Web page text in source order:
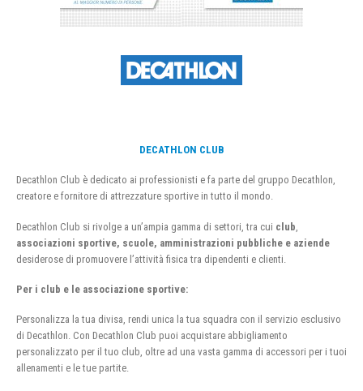
DECATHLON CLUB
Decathlon Club è dedicato ai professionisti e fa parte del gruppo Decathlon,
creatore e fornitore di attrezzature sportive in tutto il mondo.
Decathlon Club si rivolge a un’ampia gamma di settori, tra cui club
associazioni sportive, scuole, amministrazioni pubbliche e aziende
desiderose di promuovere l’attività fisica tra dipendenti e clienti.
Per i club e le associazione sportive:
Personalizza la tua divisa, rendi unica la tua squadra con il servizio esclusivo
di Decathlon. Con Decathlon Club puoi acquistare abbigliamento
personalizzato per il tuo club, oltre ad una vasta gamma di accessori per i tuoi
allenamenti e le tue partite.